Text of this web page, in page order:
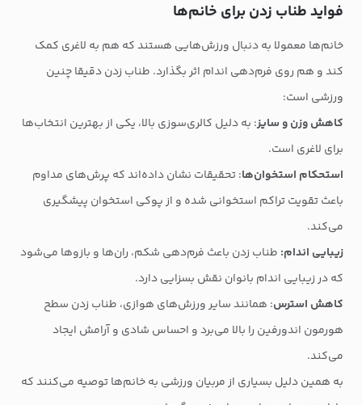
فواید طناب زدن برای خانم‌ها
خانم‌ها معمولا به دنبال ورزش‌هایی هستند که هم به لاغری کمک
کند و هم روی فرم‌دهی اندام اثر بگذارد. طناب زدن دقیقا چنین
ورزشی است:
کاهش وزن و سایز: به دلیل کالری‌سوزی بالا، یکی از بهترین انتخاب‌ها
برای لاغری است.
استحکام استخوان‌ها: تحقیقات نشان داده‌اند که پرش‌های مداوم
باعث تقویت تراکم استخوانی شده و از پوکی استخوان پیشگیری
می‌کند.
زیبایی اندام: طناب زدن باعث فرم‌دهی شکم، ران‌ها و بازوها می‌شود
که در زیبایی اندام بانوان نقش بسزایی دارد.
کاهش استرس: همانند سایر ورزش‌های هوازی، طناب زدن سطح
هورمون اندورفین را بالا می‌برد و احساس شادی و آرامش ایجاد
می‌کند.
به همین دلیل بسیاری از مربیان ورزشی به خانم‌ها توصیه می‌کنند که